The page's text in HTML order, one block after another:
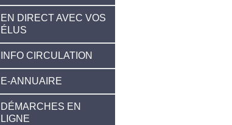
EN DIRECT AVEC VOS
ÉLUS
INFO CIRCULATION
E-ANNUAIRE
DÉMARCHES EN
LIGNE